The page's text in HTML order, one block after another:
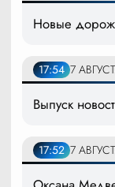
Новые
17:54 7
Выпуск
17:52 7